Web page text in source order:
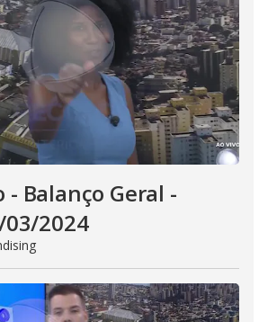
- Balanço Geral -
03/2024